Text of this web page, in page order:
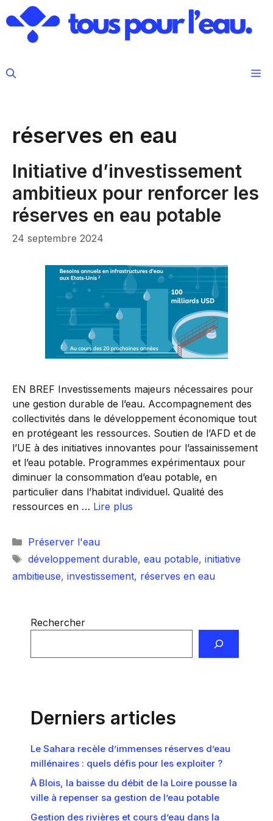
au
contenu
réserves en eau
Initiative d’investissement
ambitieux pour renforcer les
réserves en eau potable
24 septembre 2024
EN BREF Investissements majeurs nécessaires pour
une gestion durable de l’eau. Accompagnement des
collectivités dans le développement économique tout
en protégeant les ressources. Soutien de l’AFD et de
l’UE à des initiatives innovantes pour l’assainissement
et l’eau potable. Programmes expérimentaux pour
diminuer la consommation d’eau potable, en
particulier dans l’habitat individuel. Qualité des
ressources en … Lire plus
Catégories
Préserver l'eau
Étiquettes
développement durable, eau potable, initiative
ambitieuse, investissement, réserves en eau
Rechercher
Derniers articles
Le Sahara recèle d’immenses réserves d’eau
millénaires : quels défis pour les exploiter ?
À Blois, la baisse du débit de la Loire pousse la
ville à repenser sa gestion de l’eau potable
Gestion des rivières et cours d’eau dans la